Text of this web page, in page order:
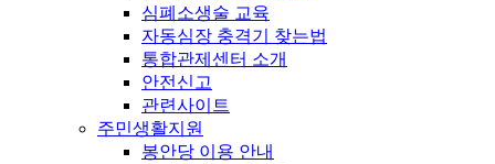
심폐소생술 교육
자동심장 충격기 찾는법
통합관제센터 소개
안전신고
관련사이트
주민생활지원
봉안당 이용 안내